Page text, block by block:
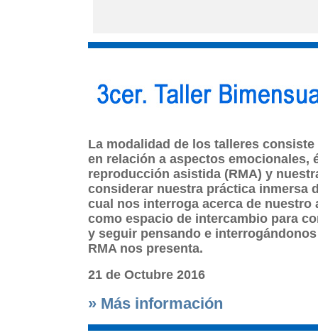
La modalidad de los talleres
en relación a aspectos emocionales,
reproducción asistida (RMA) y
considerar nuestra práctica inmersa
cual nos interroga acerca de
como espacio de intercambio para
y seguir pensando e
RMA nos presenta.
21 de Octubre 2016
» Más información